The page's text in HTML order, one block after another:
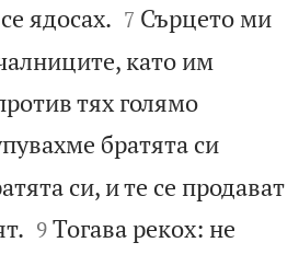
ядосах.
7 Сърцето ми
като им
тях голямо
братята си
си, и те се продават

9 Тогава рекох: не